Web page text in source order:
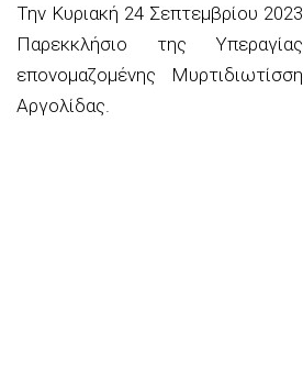
Την Κυριακή 24 Σεπτεμβρίου
Παρεκκλήσιο της
επονομαζομένης
Αργολίδας.